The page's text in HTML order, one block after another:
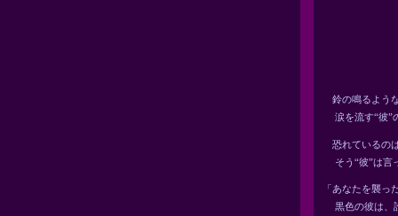
鈴の鳴るよう
涙を流す“彼”
恐れているの
そう“彼”は言
「あなたを襲っ
黒色の彼は、